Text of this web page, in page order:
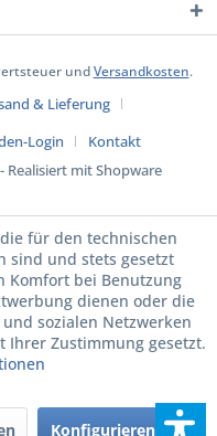
undVersandkosten.
& Lieferung
Login
Kontakt
Realisiert mit Shopware
für den technischen
sind und stets gesetzt
Komfort bei Benutzung
dienen oder die
sozialen Netzwerken
Zustimmung gesetzt.
Konfigurieren